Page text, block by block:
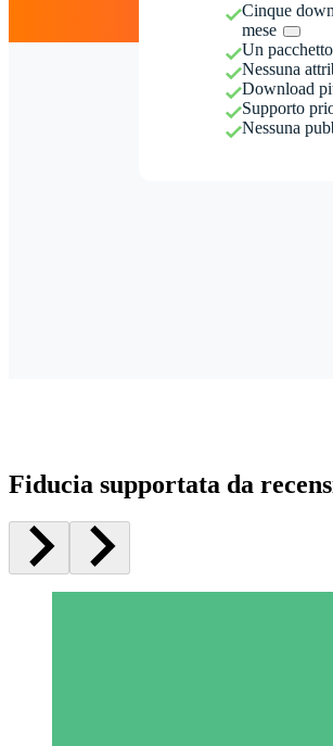
Cinque
mese
Un
Nessuna
Download
Supporto
Nessuna
Fiducia supportata da